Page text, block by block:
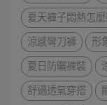
夏天褲子悶熱怎
涼感彎刀褲
形
夏日防曬褲裝
舒適透氣穿搭